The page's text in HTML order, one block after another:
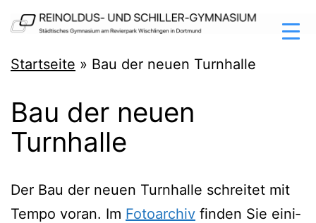
Zum
Inhalt
springen
Reinoldus-
Schiller-
Gymnasium
Startseite » Bau der neuen Turnhalle
Bau der neuen
Turnhalle
Der Bau der neu­en Turn­hal­le schrei­tet mit
Tem­po vor­an. Im Foto­ar­chiv fin­den Sie eini­